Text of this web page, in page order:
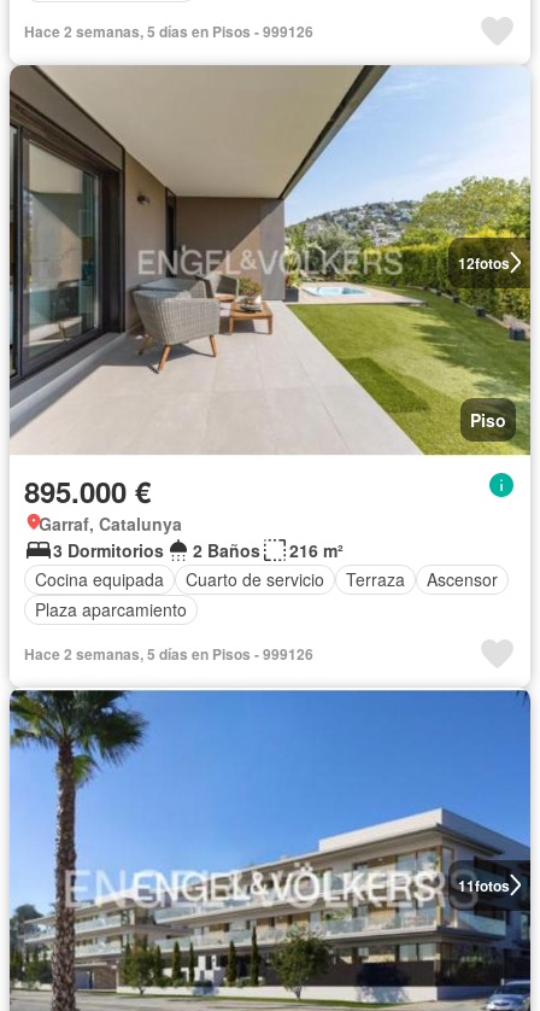
Hace 2 semanas, 5 días en Pisos - 999126
12fotos
Piso
895.000 €
Garraf, Catalunya
3 Dormitorios
2 Baños
216 m²
Cocina equipada
Cuarto de servicio Terraza
Ascensor
Plaza aparcamiento
Hace 2 semanas, 5 días en Pisos - 999126
11fotos